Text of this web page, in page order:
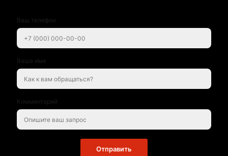
Ваш телефон
Ваше имя
Комментарий
Отправить